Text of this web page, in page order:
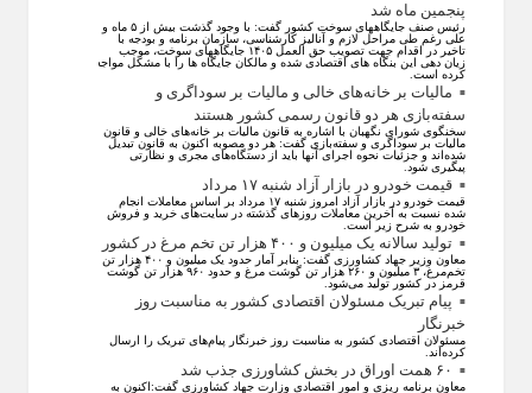
پنجمین ماه شد
رئیس صنف جایگاههای سوخت کشور گفت: با وجود گذشت بیش از ۵ ماه و
علی رغم طی مراحل لازم و آنالیز کارشناسی، سازمان برنامه و بودجه با
تاخیر در اقدام جهت تصویب حق العمل ۱۴۰۵ جایگاههای سوخت، موجب
زیان دهی این بنگاه های اقتصادی شده و مالکان جایگاه ها را با مشکل مواجه
کرده است.
مالیات بر خانه‌های خالی و مالیات بر سوداگری و
سفته‌بازی هر دو قانون رسمی کشور هستند
سخنگوی شورای نگهبان با اشاره به قانون مالیات بر خانه‌های خالی و قانون
مالیات بر سوداگری و سفته‌بازی گفت: هر دو مصوبه اکنون به قانون تبدیل
شده‌اند و جزئیات نحوه اجرای آنها باید از دستگاه‌های مجری و نظارتی
پیگیری شود.
قیمت خودرو در بازار آزاد شنبه ۱۷ مرداد
قیمت خودرو در بازار آزاد امروز شنبه ۱۷ مرداد بر اساس معاملات انجام
شده نسبت به آخرین معاملات روز‌های گذشته در سایت‌های خرید و فروش
خودرو به شرح زیر است.
تولید سالانه یک میلیون و ۴۰۰ هزار تن تخم مرغ در کشور
معاون وزیر جهاد کشاورزی گفت: بنابر آمار حدود یک میلیون و ۴۰۰ هزار تن
تخم‌مرغ، ۳ میلیون و ۲۶۰ هزار تن گوشت مرغ و حدود ۹۶۰ هزار تن گوشت
قرمز در کشور تولید می‌شود.
پیام تبریک مسئولان اقتصادی کشور به مناسبت روز
خبرنگار
مسئولان اقتصادی کشور به مناسبت روز خبرنگار پیام‌های تبریک را ارسال
کرده‌اند.
۶۰ همت اوراق در بخش کشاورزی جذب شد
معاون برنامه ریزی و امور اقتصادی وزارت جهاد کشاورزی گفت:اکنون به